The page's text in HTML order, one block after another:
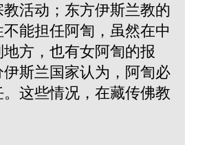
活动；东方伊斯兰教的
能担任阿訇，虽然在中
方，也有女阿訇的报
斯兰国家认为，阿訇必
这些情况，在藏传佛教